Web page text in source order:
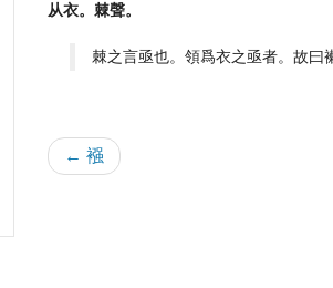
从衣。棘聲。
棘之言亟也。領爲衣之亟者。故曰
← 襁